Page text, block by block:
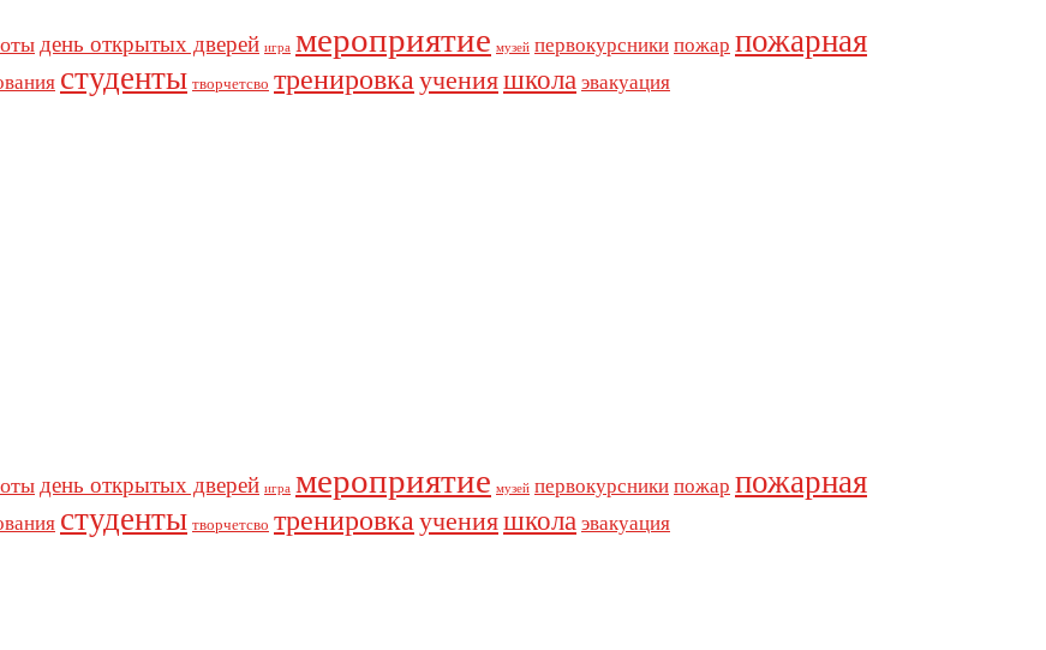
день открытых дверей игра мероприятие музей первокурсники пожар пожарная
студенты творчетсво тренировка ученияшкола эвакуация
день открытых дверей игра мероприятие музей первокурсники пожар пожарная
студенты творчетсво тренировка ученияшкола эвакуация